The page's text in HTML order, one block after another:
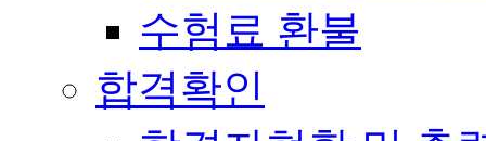
수험료 환불
합격확인